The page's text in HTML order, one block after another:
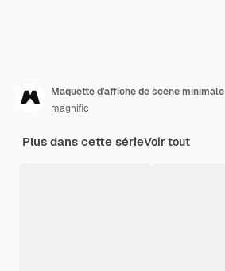
Maquette d'affiche de scène minimale
magnific
Plus dans cette sérieVoir tout